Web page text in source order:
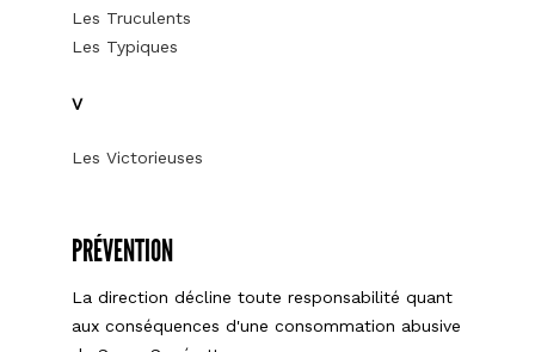
Les Truculents
Les Typiques
V
Les Victorieuses
PRÉVENTION
La direction décline toute responsabilité quant
aux conséquences d'une consommation abusive